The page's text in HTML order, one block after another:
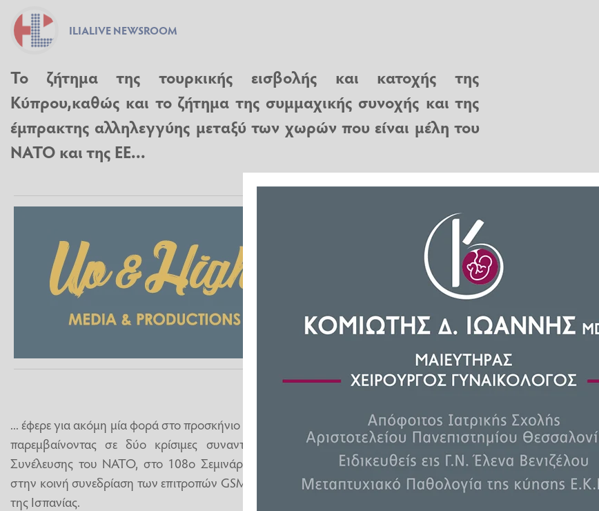
ILIALIVE NEWSROOM
Το ζήτημα της τουρκικής εισβολής και κατοχής της
Κύπρου,καθώς και το ζήτημα της συμμαχικής συνοχής και της
έμπρακτης αλληλεγγύης μεταξύ των χωρών που είναι μέλη του
ΝΑΤΟ και της ΕΕ...
... έφερε για ακόμη μία φορά στο προσκήνιο ο βουλευτής του ΠΑΣΟΚ Μιχάλης Κατρίνης,
παρεμβαίνοντας σε δύο κρίσιμες συναντήσεις στο πλαίσιο της Κοινοβουλευτικής
Συνέλευσης του ΝΑΤΟ, στο 108ο Σεμινάριο Rose-Roth στο Ερεβάν της Αρμενίας και
στην κοινή συνεδρίαση των επιτροπών GSM–CDS–CDSRCS στη Μαδρίτη και τη Μελίγια
της Ισπανίας.